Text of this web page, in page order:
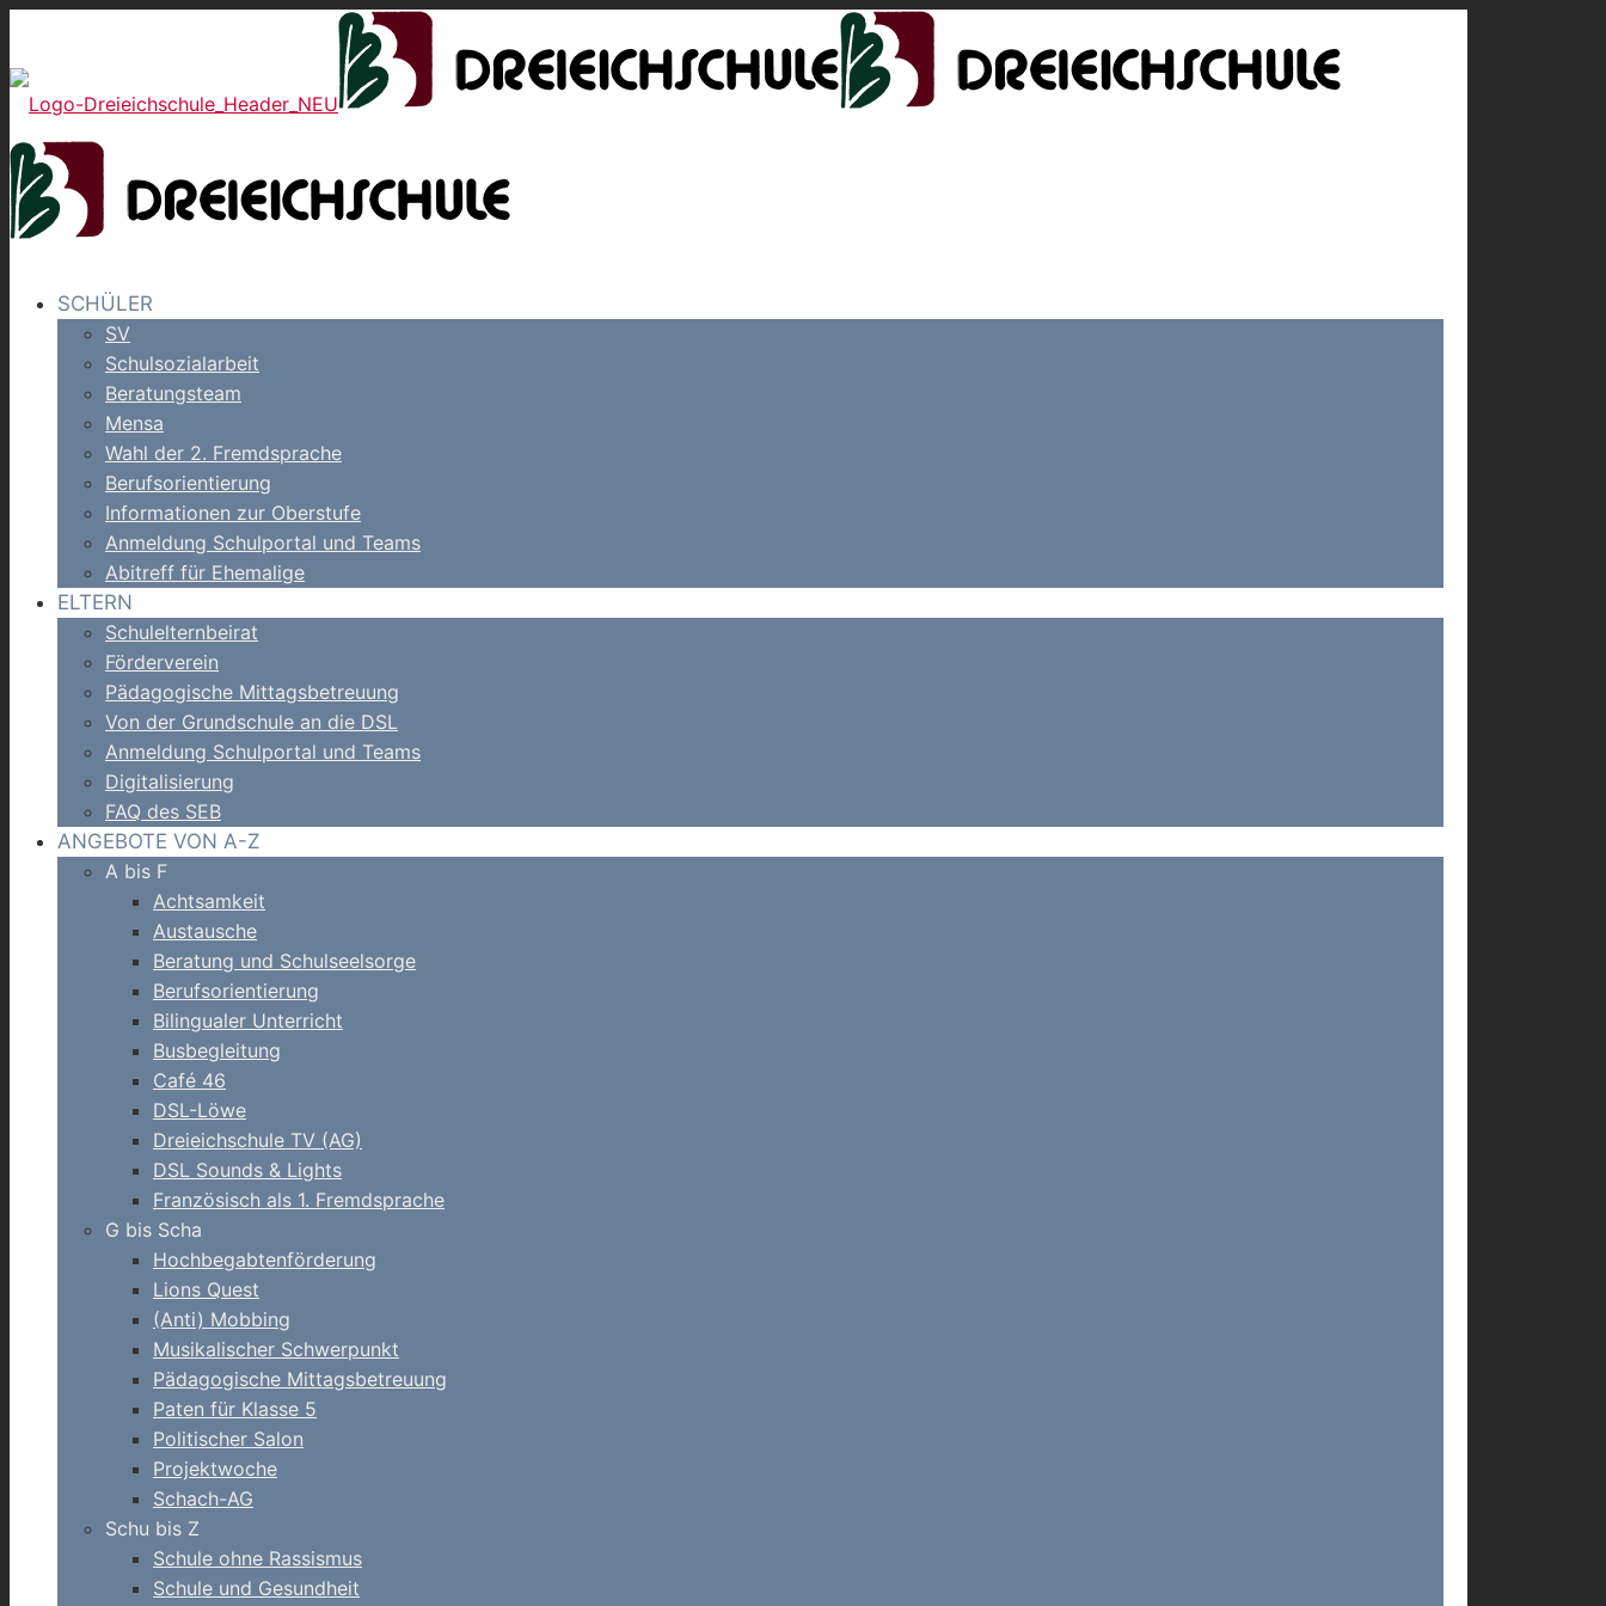
SCHÜLER
SV
Schulsozialarbeit
Beratungsteam
Mensa
Wahl der 2. Fremdsprache
Berufsorientierung
Informationen zur Oberstufe
Anmeldung Schulportal und Teams
Abitreff für Ehemalige
ELTERN
Schulelternbeirat
Förderverein
Pädagogische Mittagsbetreuung
Von der Grundschule an die DSL
Anmeldung Schulportal und Teams
Digitalisierung
FAQ des SEB
ANGEBOTE VON A-Z
A bis F
Achtsamkeit
Austausche
Beratung und Schulseelsorge
Berufsorientierung
Bilingualer Unterricht
Busbegleitung
Café 46
DSL-Löwe
Dreieichschule TV (AG)
DSL Sounds & Lights
Französisch als 1. Fremdsprache
G bis Scha
Hochbegabtenförderung
Lions Quest
(Anti) Mobbing
Musikalischer Schwerpunkt
Pädagogische Mittagsbetreuung
Paten für Klasse 5
Politischer Salon
Projektwoche
Schach-AG
Schu bis Z
Schule ohne Rassismus
Schule und Gesundheit